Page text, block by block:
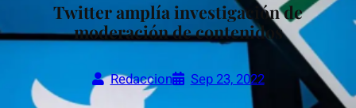
Twitter amplía investigación de
moderación de contenidos
Redaccion Sep 23, 2022